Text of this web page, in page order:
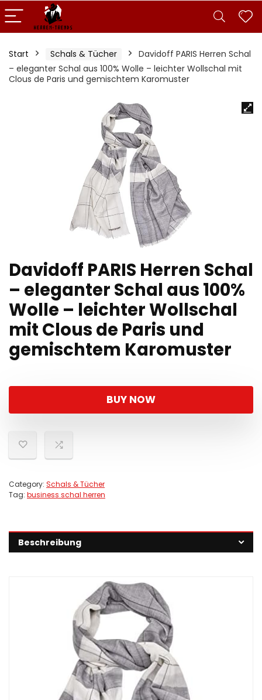
Start Schals & Tücher
Davidoff PARIS Herren Schal
– eleganter Schal aus 100% Wolle – leichter Wollschal mit
Clous de Paris und gemischtem Karomuster
Davidoff PARIS Herren Schal
– eleganter Schal aus 100%
Wolle – leichter Wollschal
mit Clous de Paris und
gemischtem Karomuster
BUY NOW
Category: Schals & Tücher
Tag: business schal herren
Beschreibung